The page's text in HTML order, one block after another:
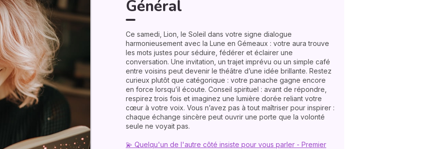
pour vous parler - Premier
Général
Ce samedi, Lion, le Soleil dans votre signe dialogue
harmonieusement avec la Lune en Gémeaux : votre aura trouve
les mots justes pour séduire, fédérer et éclairer une
conversation. Une invitation, un trajet imprévu ou un simple café
entre voisins peut devenir le théâtre d’une idée brillante. Restez
curieux plutôt que catégorique : votre panache gagne encore
en force lorsqu’il écoute. Conseil spirituel : avant de répondre,
respirez trois fois et imaginez une lumière dorée reliant votre
cœur à votre voix. Vous n’avez pas à tout maîtriser pour inspirer :
chaque échange sincère peut ouvrir une porte que la volonté
seule ne voyait pas.
💫 Quelqu'un de l'autre côté insiste pour vous parler - Premier